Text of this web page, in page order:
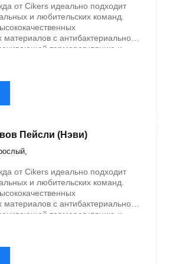
от Cikers идеально подходит
и любительских команд.
с антибактериальной
терморегуляцию и
Одежда обладает
направлениях и стильным
смены дизайна продукта —
смены цвета продукта
Пейсли (Нэви)
от Cikers идеально подходит
и любительских команд.
с антибактериальной
терморегуляцию и
Одежда обладает
направлениях и стильным
смены дизайна продукта —
смены цвета продукта